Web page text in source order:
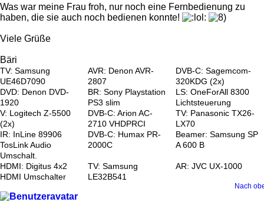
Was war meine Frau froh, nur noch eine Fernbedienung zu
haben, die sie auch noch bedienen konnte!
Viele Grüße
Bäri
TV: Samsung
UE46D7090
AVR: Denon AVR-
2807
DVB-C: Sagemcom-
320KDG (2x)
DVD: Denon DVD-
1920
BR: Sony Playstation
PS3 slim
LS: OneForAll 8300
Lichtsteuerung
V: Logitech Z-5500
(2x)
DVB-C: Arion AC-
2710 VHDPRCI
TV: Panasonic TX26-
LX70
IR: InLine 89906
TosLink Audio
Umschalt.
DVB-C: Humax PR-
2000C
Beamer: Samsung SP
A 600 B
HDMI: Digitus 4x2
HDMI Umschalter
TV: Samsung
LE32B541
AR: JVC UX-1000
Nach